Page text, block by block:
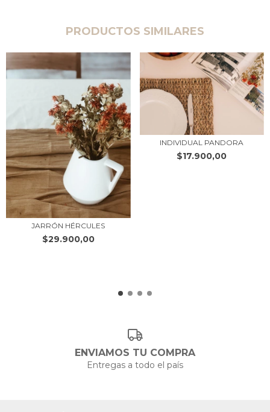
PRODUCTOS SIMILARES
JARRÓN HÉRCULES
$29.900,00
INDIVIDUAL PANDORA
$17.900,00
ENVIAMOS TU COMPRA
Entregas a todo el país